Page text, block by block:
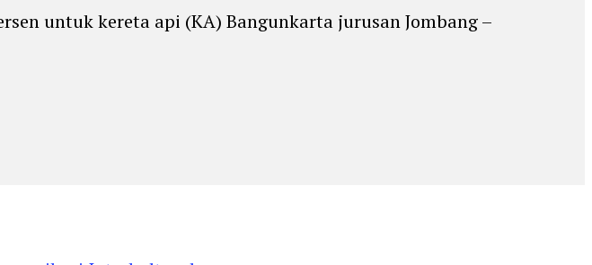
untuk kereta api (KA) Bangunkarta jurusan Jombang –